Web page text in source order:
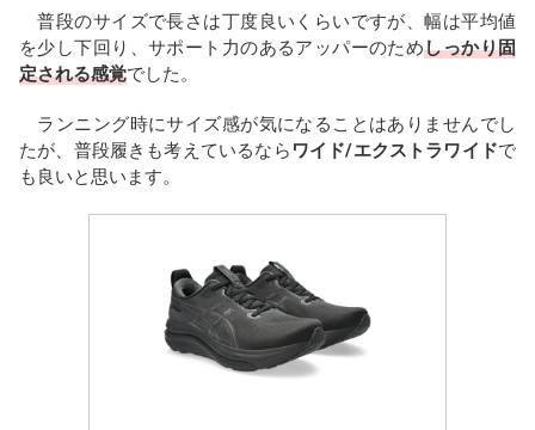
普段のサイズで長さは丁度良いくらいですが、幅は平均値
を少し下回り、サポート力のあるアッパーのためしっかり固
定される感覚でした。
ランニング時にサイズ感が気になることはありませんでし
たが、普段履きも考えているなら ワイド/エクストラワイドで
も良いと思います。